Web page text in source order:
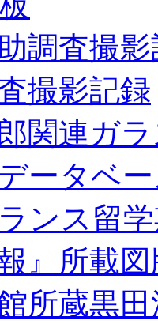
調査撮
撮影記録
関連ガ
ータベ
ンス留
報』所載
所蔵黒